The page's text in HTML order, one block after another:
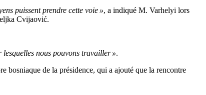
puissent prendre cette voie », a indiqué M. Varhelyi lors
Cvijaović.
lesquelles nous pouvons travailler ».
bosniaque de la présidence, qui a ajouté que la rencontre